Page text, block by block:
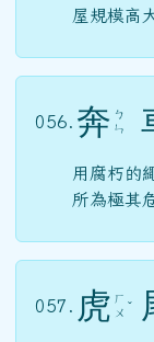
屋規模高
056. 奔 ㄅ
ㄣ
用腐朽的
所為極其
057. 虎 ㄏ
ㄨ ˇ